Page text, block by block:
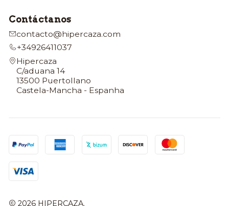
Contáctanos
contacto@hipercaza.com
+34926411037
Hipercaza
C/aduana 14
13500 Puertollano
Castela-Mancha - Espanha
2026 HIPERCAZA.